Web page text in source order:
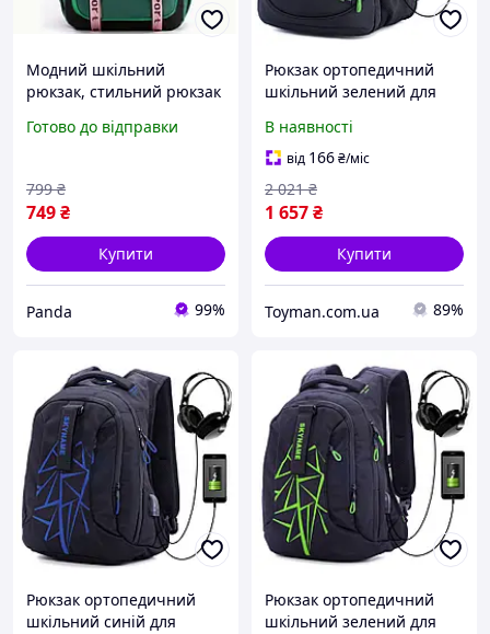
Модний шкільний
рюкзак, стильний рюкзак
Готово до відправки
749₴
799 ₴
Купити
Panda 99%
Рюкзак ортопедичний
шкільний зелений для
підлітковий з
перехідником USB
Skyname 90-108
В наявності
від 166₴/міс
1 657₴
2 021 ₴
Купити
Toyman.com.ua 89%
Рюкзак ортопедичний
шкільний синій для
Рюкзак ортопедичний
шкільний зелений для